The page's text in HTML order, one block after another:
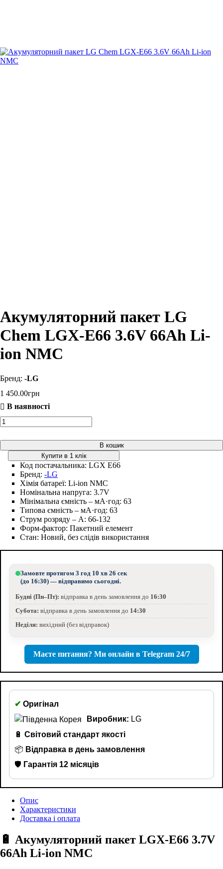
Акумуляторний пакет LG
Chem LGX-E66 3.6V 66Ah Li-
ion NMC
-LG
1 450.00грн
В кошик
Купити в 1 клік
Код постачальника: LGX E66
Бренд: -LG
Хімія батареї: Li-ion NMC
Номінальна напруга: 3.7V
Мінімальна ємність – мА·год: 63
Типова ємність – мА·год: 63
Струм розряду – А: 66-132
Форм-фактор: Пакетний елемент
Стан: Новий, без слідів використання
Замовте протягом 3 год 10 хв 25 сек
(до 16:30) — відправимо сьогодні.
Будні (Пн–Пт): відправка в день замовлення до 16:30
Субота: відправка в день замовлення до 14:30
Неділя: вихідний (без відправок)
Маєте питання? Ми онлайн в Telegram 24/7
✔ Оригінал
Виробник: LG
🔋 Світовий стандарт якості
📦 Відправка в день замовлення
🛡️ Гарантія 12 місяців
Опис
Характеристики
Доставка і оплата
🔋 Акумуляторний пакет LGX-E66 3.7V
66Ah Li-ion NMC